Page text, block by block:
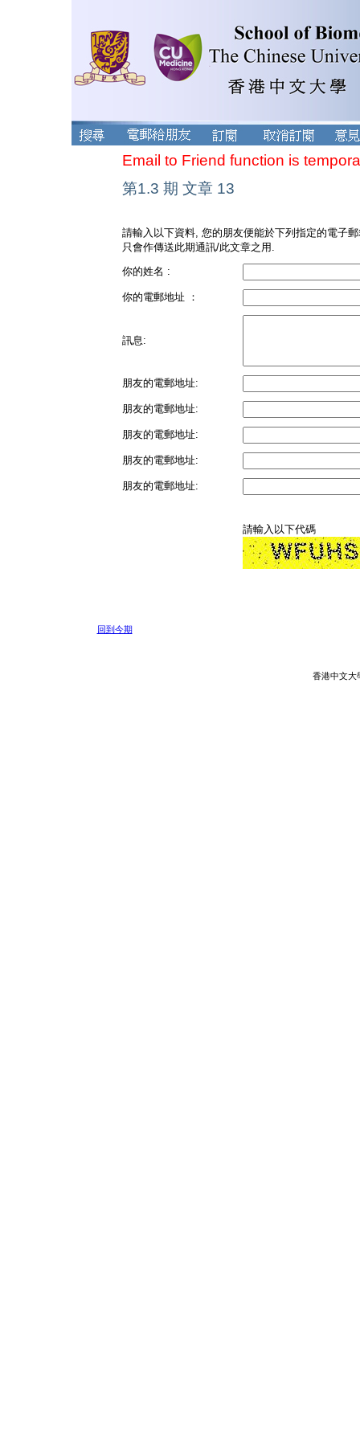
Email to Friend function is
第1.3 期 文章 13
請輸入以下資料, 您的朋友便能於下列指定的電子
只會作傳送此期通訊/此文章之用.
你的姓名 :
你的電郵地址 ：
訊息:
朋友的電郵地址:
朋友的電郵地址:
朋友的電郵地址:
朋友的電郵地址:
朋友的電郵地址:
請輸入以下代碼
回到今期
香港中文大